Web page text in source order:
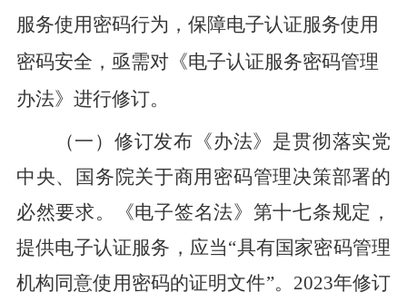
服务使用密码行为，保障电子认证服务使用
密码安全，亟需对《电子认证服务密码管理
办法》进行修订。
（一）修订发布《办法》是贯彻落实党
中央、国务院关于商用密码管理决策部署的
必然要求。
《电子签名法》 第十七条规定，
提供电子认证服务，应当“具有国家密码管理
机构同意使用密码的证明文件”。 2023年修订